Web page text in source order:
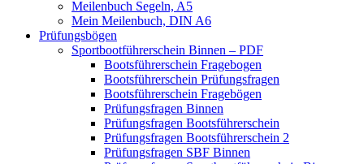
Meilenbuch Segeln, A5
Mein Meilenbuch, DIN A6
Prüfungsbögen
Sportbootführerschein Binnen – PDF
Bootsführerschein Fragebogen
Bootsführerschein Prüfungsfragen
Bootsführerschein Fragebögen
Prüfungsfragen Binnen
Prüfungsfragen Bootsführerschein
Prüfungsfragen Bootsführerschein 2
Prüfungsfragen SBF Binnen